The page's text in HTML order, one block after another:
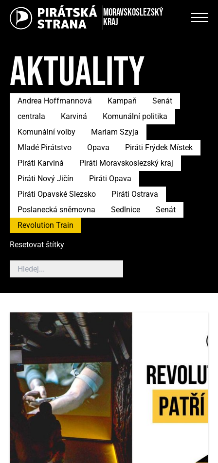
Moravskoslezský
kraj
AKTUALITY
Andrea Hoffmannová Kampaň
Senát
centrala
Karviná
Komunální politika
Komunální volby
Mariam Szyja
Mladé Pirátstvo
Opava
Piráti Frýdek Místek
Piráti Karviná
Piráti Moravskoslezský kraj
Piráti Nový Jičín
Piráti Opava
Piráti Opavské Slezsko
Piráti Ostrava
Poslanecká sněmovna
Sedlnice
Senát
Revolution Train
Resetovat štítky